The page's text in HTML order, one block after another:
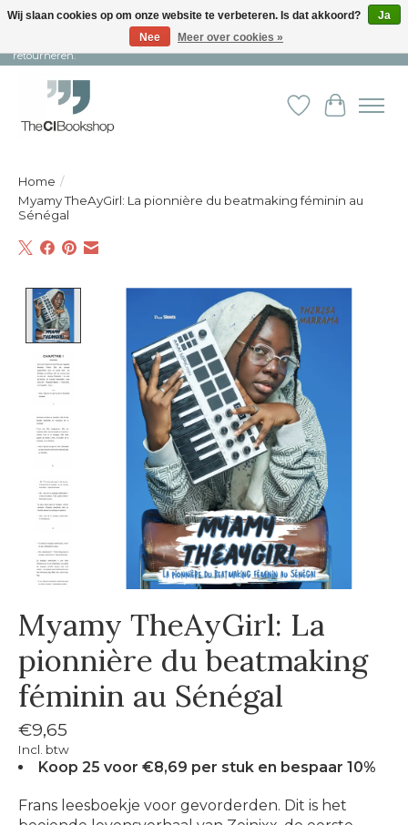
Snelle levering en persoonlijke service ︱ Niet goed? Geld terug! ︱ Gratis
retourneren.
Verlanglijst
Home /
Myamy TheAyGirl: La pionnière du beatmaking féminin au
Sénégal
Product image slideshow Items
Myamy TheAyGirl: La
pionnière du beatmaking
féminin au Sénégal
€9,65
Incl. btw
Koop 25 voor €8,69 per stuk en bespaar 10%
Frans leesboekje voor gevorderden. Dit is het
Wij slaan cookies op om onze website te verbeteren. Is dat akkoord?
Ja
Nee
Meer over cookies »